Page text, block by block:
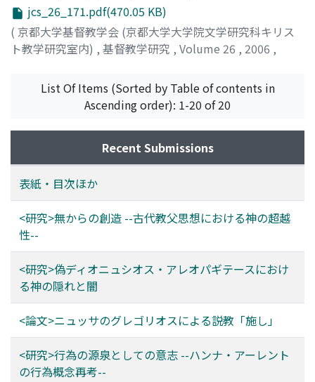
jcs_26_171.pdf(470.05 KB)
( 京都大学基督教学会 (京都大学大学院文学研究科キリス
ト教学研究室内) , 基督教学研究 , Volume 26 , 2006 ,
濱崎, 雅孝 ;Hamazaki, Masataka; ハマザキ, マサタカ
List Of Items (Sorted by Table of contents in
Ascending order): 1-20 of 20
Recent Submissions
表紙・目次ほか
<研究>無からの創造 --古代教父思想における神の超越
性--
<研究>偽ディオニュシオス・アレオパギテースにおけ
る神の隠れと闇
<論文>ニュッサのグレゴリオスによる説教「施し」
<研究>行為の源泉としての意志 --ハンナ・アーレント
の行為概念再考--